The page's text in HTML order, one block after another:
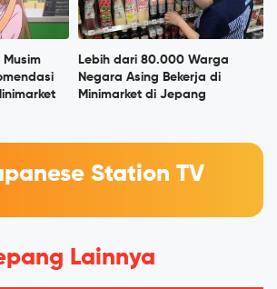
Musim
Lebih dari 80.000 Warga
Negara Asing Bekerja di
Minimarket di Jepang
Station TV
Lainnya